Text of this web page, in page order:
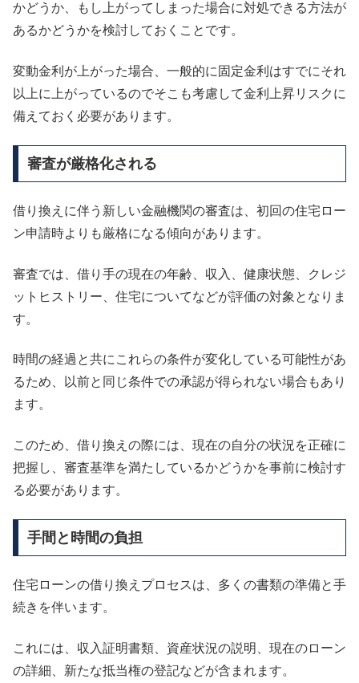
かどうか、もし上がってしまった場合に対処できる方法が
あるかどうかを検討しておくことです。
変動金利が上がった場合、一般的に固定金利はすでにそれ
以上に上がっているのでそこも考慮して金利上昇リスクに
備えておく必要があります。
審査が厳格化される
借り換えに伴う新しい金融機関の審査は、初回の住宅ロー
ン申請時よりも厳格になる傾向があります。
審査では、借り手の現在の年齢、収入、健康状態、クレジ
ットヒストリー、住宅についてなどが評価の対象となりま
す。
時間の経過と共にこれらの条件が変化している可能性があ
るため、以前と同じ条件での承認が得られない場合もあり
ます。
このため、借り換えの際には、現在の自分の状況を正確に
把握し、審査基準を満たしているかどうかを事前に検討す
る必要があります。
手間と時間の負担
住宅ローンの借り換えプロセスは、多くの書類の準備と手
続きを伴います。
これには、収入証明書類、資産状況の説明、現在のローン
の詳細、新たな抵当権の登記などが含まれます。